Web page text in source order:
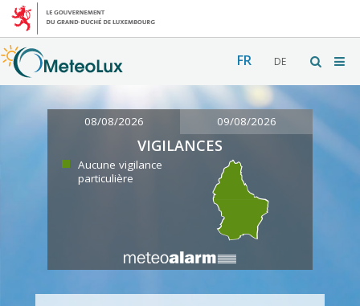
FR DE
08/08/2026 09/08/2026
VIGILANCES
Aucune vigilance
particulière